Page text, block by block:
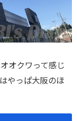
オクワって感じ
やっぱ大阪のほ